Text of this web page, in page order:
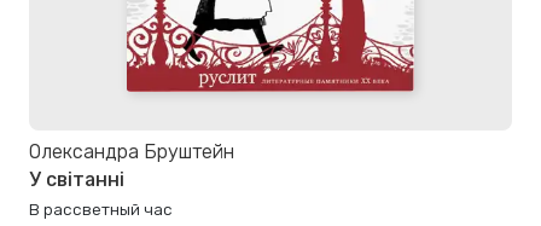
Олександра Бруштейн
У світанні
В рассветный час